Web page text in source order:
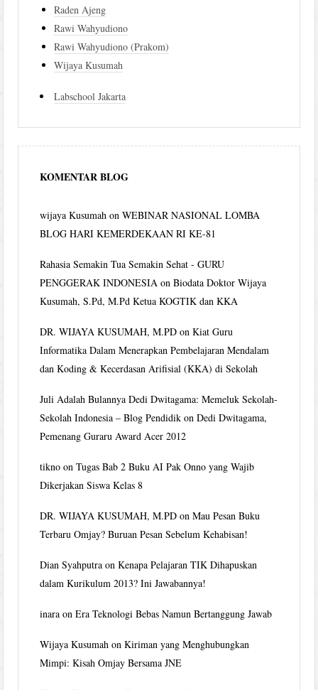
Raden Ajeng
Rawi Wahyudiono
Rawi Wahyudiono (Prakom)
Wijaya Kusumah
Labschool Jakarta
KOMENTAR BLOG
wijaya Kusumah onWEBINAR NASIONAL LOMBA
BLOG HARI KEMERDEKAAN RI KE-81
Rahasia Semakin Tua Semakin Sehat - GURU
PENGGERAK INDONESIA onBiodata Doktor Wijaya
Kusumah, S.Pd, M.Pd Ketua KOGTIK dan KKA
DR. WIJAYA KUSUMAH, M.PD onKiat Guru
Informatika Dalam Menerapkan Pembelajaran Mendalam
dan Koding & Kecerdasan Arifisial (KKA) di Sekolah
Juli Adalah Bulannya Dedi Dwitagama: Memeluk Sekolah-
Sekolah Indonesia – Blog Pendidik onDedi Dwitagama,
Pemenang Guraru Award Acer 2012
tikno onTugas Bab 2 Buku AI Pak Onno yang Wajib
Dikerjakan Siswa Kelas 8
DR. WIJAYA KUSUMAH, M.PD onMau Pesan Buku
Terbaru Omjay? Buruan Pesan Sebelum Kehabisan!
Dian Syahputra onKenapa Pelajaran TIK Dihapuskan
dalam Kurikulum 2013? Ini Jawabannya!
inara onEra Teknologi Bebas Namun Bertanggung Jawab
Wijaya Kusumah onKiriman yang Menghubungkan
Mimpi: Kisah Omjay Bersama JNE